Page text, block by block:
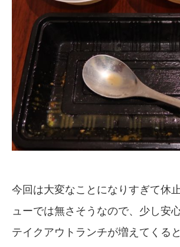
今回は大変なことになりすぎて休
ューでは無さそうなので、少し安
テイクアウトランチが増えてくる